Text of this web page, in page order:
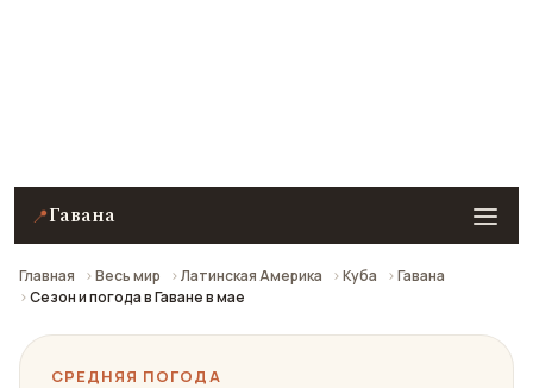
📍Гавана
Главная Весь мир Латинская Америка Куба
Гавана
Сезон и погода в Гаване в мае
СРЕДНЯЯ ПОГОДА